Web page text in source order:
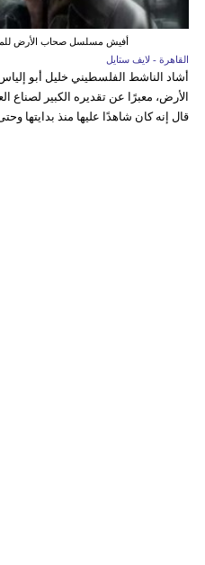
أفيش مسلسل صحاب الأرض
القاهرة - لايف ستايل
أشاد الناشط الفلسطيني خليل أبو
الأرض، معبرًا عن تقديره الكبير لصناع
قال إنه كان شاهدًا عليها منذ بدايتها